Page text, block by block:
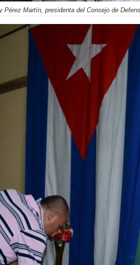
Pérez Martín, presidenta del Consejo de